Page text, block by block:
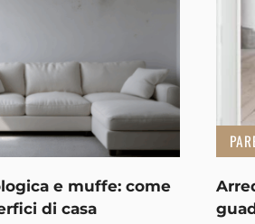
e muffe: come
di casa